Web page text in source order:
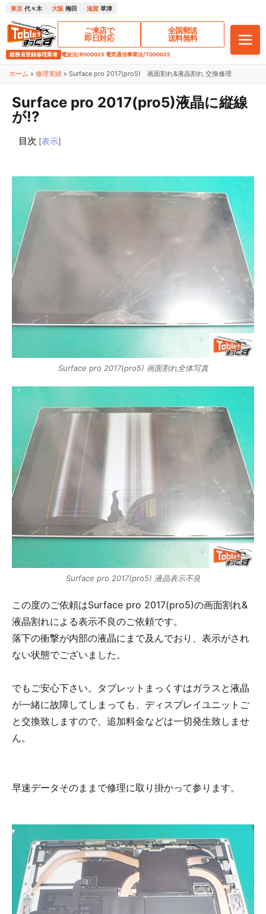
東京 代々木 大阪 梅田 滋賀 草津
ご来店で
即日対応
全国郵送
送料無料
総務省登録修理業者 電波法/R000025 電気通信事業法/T000025
ホーム » 修理実績 » Surface pro 2017(pro5) 画面割れ&液晶割れ 交換修理
Surface pro 2017(pro5)液晶に縦線
が!?
目次 [表示]
Surface pro 2017(pro5) 画面割れ全体写真
Surface pro 2017(pro5) 液晶表示不良
この度のご依頼はSurface pro 2017(pro5)の画面割れ&
液晶割れによる表示不良のご依頼です。
落下の衝撃が内部の液晶にまで及んでおり、表示がされ
ない状態でございました。
でもご安心下さい。タブレットまっくすはガラスと液晶
が一緒に故障してしまっても、ディスプレイユニットご
と交換致しますので、追加料金などは一切発生致しませ
ん。
早速データそのままで修理に取り掛かって参ります。